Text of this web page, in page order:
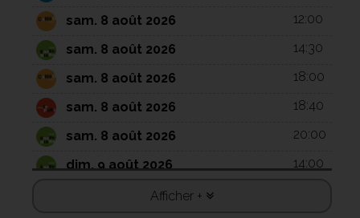
sam. 8 août 2026
12:00
sam. 8 août 2026
14:30
sam. 8 août 2026
18:00
sam. 8 août 2026
18:40
sam. 8 août 2026
20:00
dim. 9 août 2026
14:00
dim. 9 août 2026Afficher +